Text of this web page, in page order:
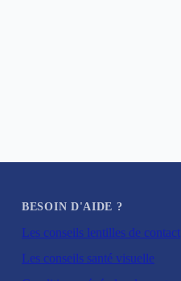
BESOIN D'AIDE ?
Les conseils lentilles de contact
Les conseils santé visuelle